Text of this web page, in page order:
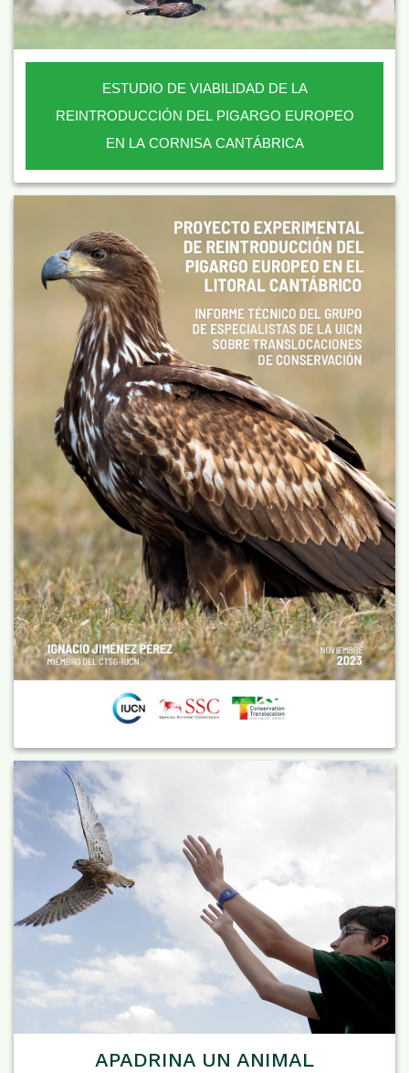
ESTUDIO DE VIABILIDAD DE LA
REINTRODUCCIÓN DEL PIGARGO EUROPEO
EN LA CORNISA CANTÁBRICA
APADRINA UN ANIMAL